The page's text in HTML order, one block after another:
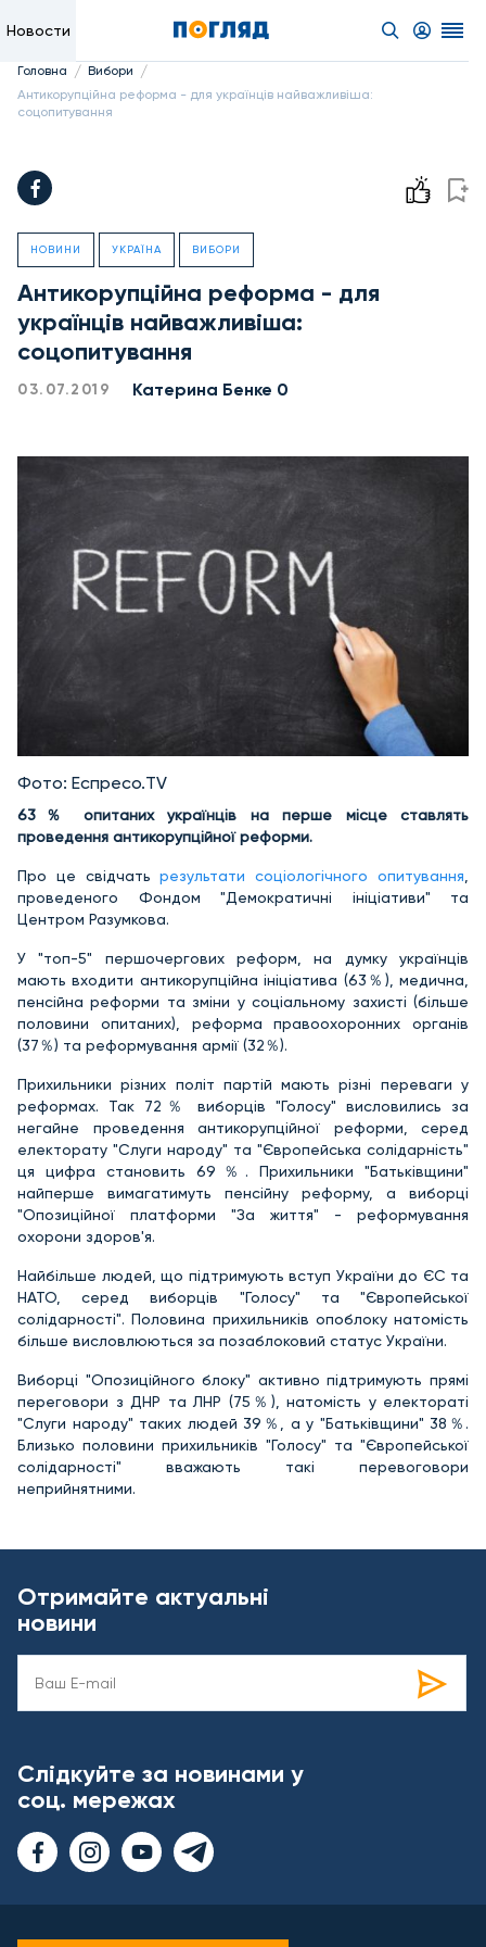
Новости
Головна / Вибори /
Антикорупційна реформа - для українців найважливіша:
соцопитування
НОВИНИ УКРАЇНА ВИБОРИ
Антикорупційна реформа - для
українців найважливіша:
соцопитування
03.07.2019 Катерина Бенке 0
Фото: Еспресо.TV
63％ опитаних українців на перше місце ставлять
проведення антикорупційної реформи.
Про це свідчатьрезультати соціологічного опитування
проведеного Фондом "Демократичні ініціативи" та
Центром Разумкова.
У "топ-5" першочергових реформ, на думку українців
мають входити антикорупційна ініціатива (63％), медична,
пенсійна реформи та зміни у соціальному захисті (більше
половини опитаних), реформа правоохоронних органів
(37％) та реформування армії (32％).
Прихильники різних політ партій мають різні переваги у
реформах. Так 72％ виборців "Голосу" висловились за
негайне проведення антикорупційної реформи, серед
електорату "Слуги народу" та "Європейська солідарність"
ця цифра становить 69％. Прихильники "Батьківщини"
найперше вимагатимуть пенсійну реформу, а виборці
"Опозиційної платформи "За життя" - реформування
охорони здоров'я.
Найбільше людей, що підтримують вступ України до ЄС та
НАТО, серед виборців "Голосу" та "Європейської
солідарності". Половина прихильників опоблоку натомість
більше висловлюються за позаблоковий статус України.
Виборці "Опозиційного блоку" активно підтримують прямі
переговори з ДНР та ЛНР (75％), натомість у електораті
"Слуги народу" таких людей 39％, а у "Батьківщини" 38％.
Близько половини прихильників "Голосу" та "Європейської
солідарності" вважають такі перевоговори
неприйнятними.
Отримайте актуальні
новини
Слідкуйте за новинами у
соц. мережах